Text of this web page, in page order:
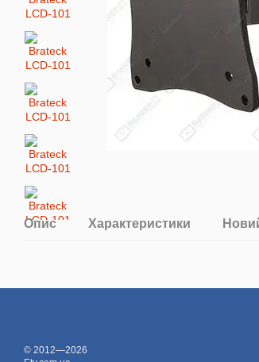
Опис Характеристики
© 2012—2026